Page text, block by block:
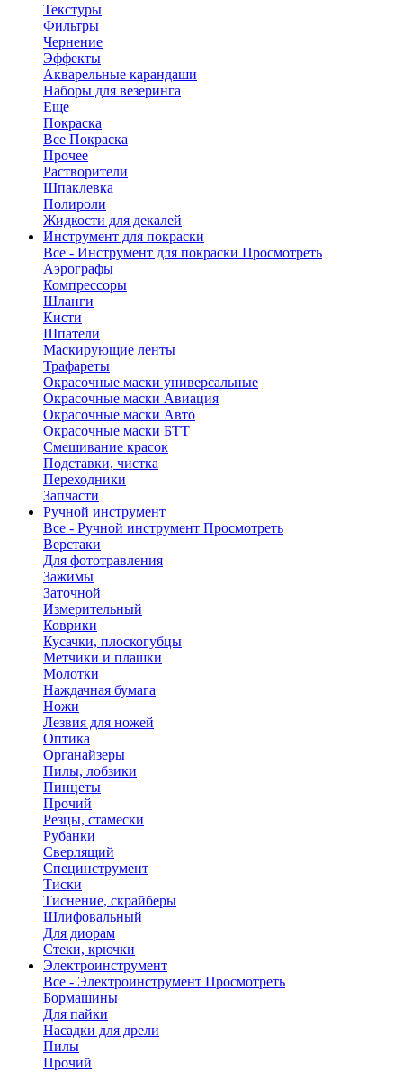
Текстуры
Фильтры
Чернение
Эффекты
Акварельные карандаши
Наборы для везеринга
Еще
Покраска
Все Покраска
Прочее
Растворители
Шпаклевка
Полироли
Жидкости для декалей
Инструмент для покраски
Все - Инструмент для покраски Просмотреть
Аэрографы
Компрессоры
Шланги
Кисти
Шпатели
Маскирующие ленты
Трафареты
Окрасочные маски универсальные
Окрасочные маски Авиация
Окрасочные маски Авто
Окрасочные маски БТТ
Смешивание красок
Подставки, чистка
Переходники
Запчасти
Ручной инструмент
Все - Ручной инструмент Просмотреть
Верстаки
Для фототравления
Зажимы
Заточной
Измерительный
Коврики
Кусачки, плоскогубцы
Метчики и плашки
Молотки
Наждачная бумага
Ножи
Лезвия для ножей
Оптика
Органайзеры
Пилы, лобзики
Пинцеты
Прочий
Резцы, стамески
Рубанки
Сверлящий
Специнструмент
Тиски
Тиснение, скрайберы
Шлифовальный
Для диорам
Стеки, крючки
Электроинструмент
Все - Электроинструмент Просмотреть
Бормашины
Для пайки
Насадки для дрели
Пилы
Прочий